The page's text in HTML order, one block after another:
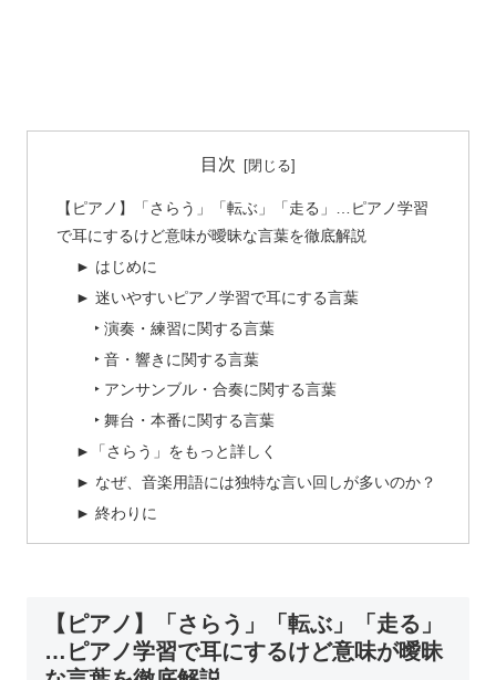
目次
【ピアノ】「さらう」「転ぶ」「走る」…ピアノ学習
で耳にするけど意味が曖昧な言葉を徹底解説
► はじめに
► 迷いやすいピアノ学習で耳にする言葉
‣ 演奏・練習に関する言葉
‣ 音・響きに関する言葉
‣ アンサンブル・合奏に関する言葉
‣ 舞台・本番に関する言葉
►「さらう」をもっと詳しく
► なぜ、音楽用語には独特な言い回しが多いのか？
► 終わりに
【ピアノ】「さらう」「転ぶ」「走る」
…ピアノ学習で耳にするけど意味が曖昧